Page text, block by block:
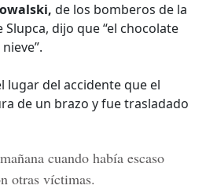
de los bomberos de la
dijo que “el chocolate
lugar del accidente que el
de un brazo y fue trasladado
cuando había escaso
otras víctimas.